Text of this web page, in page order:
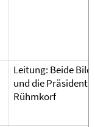
Leitung: Beide
und die
Rühmkorf